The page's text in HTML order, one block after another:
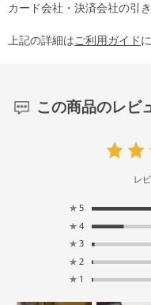
カード会社・決済会社の引
上記の詳細はご利用ガイド
この商品のレビ
レ
★ 5
★ 4
★ 3
★ 2
★ 1